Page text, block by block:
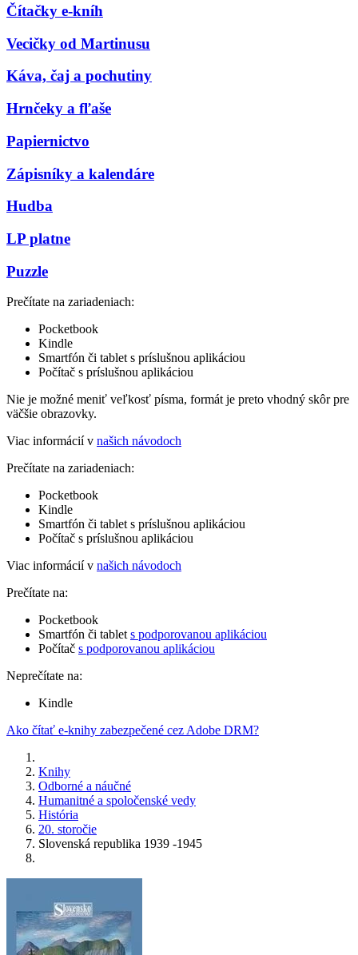
Čítačky e-kníh
Vecičky od Martinusu
Káva, čaj a pochutiny
Hrnčeky a fľaše
Papiernictvo
Zápisníky a kalendáre
Hudba
LP platne
Puzzle
Prečítate na zariadeniach:
Pocketbook
Kindle
Smartfón či tablet s príslušnou aplikáciou
Počítač s príslušnou aplikáciou
Nie je možné meniť veľkosť písma, formát je preto vhodný skôr pre
väčšie obrazovky.
Viac informácií v našich návodoch
Prečítate na zariadeniach:
Pocketbook
Kindle
Smartfón či tablet s príslušnou aplikáciou
Počítač s príslušnou aplikáciou
Viac informácií v našich návodoch
Prečítate na:
Pocketbook
Smartfón či tablet s podporovanou aplikáciou
Počítač s podporovanou aplikáciou
Neprečítate na:
Kindle
Ako čítať e-knihy zabezpečené cez Adobe DRM?
Knihy
Odborné a náučné
Humanitné a spoločenské vedy
História
20. storočie
Slovenská republika 1939 -1945